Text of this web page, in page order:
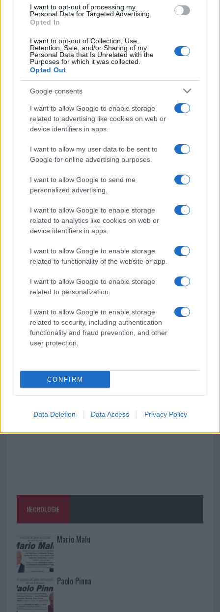
I want to opt-out of processing my
Personal Data for Targeted Advertising.
Opted In
I want to opt-out of Collection, Use,
Retention, Sale, and/or Sharing of my
Personal Data that Is Unrelated with the
Purposes for which it was collected.
Opted Out
Google consents
I want to allow Google to enable storage
related to advertising like cookies on web or
device identifiers in apps.
I want to allow my user data to be sent to
Google for online advertising purposes.
I want to allow Google to send me
personalized advertising.
I want to allow Google to enable storage
related to analytics like cookies on web or
device identifiers in apps.
I want to allow Google to enable storage
related to functionality of the website or app.
I want to allow Google to enable storage
related to personalization.
I want to allow Google to enable storage
related to security, including authentication
functionality and fraud prevention, and other
user protection.
CONFIRM
Data Deletion Data Access Privacy Policy
F
a
ce
b
o
o
k
T
w
it
te
r
Pi
n
te
re
st
W
h
at
s
A
p
S
h
a
re
Articolo precedente
Prossimo articolo
NOTIZIE RECENTI
Incendio nella notte a Olbia, a fuoco due furgoni
A fuoco un deposito con bombole, intervento dei
vigili del fuoco a Rudalza
Maddalena, incendio a Monti d’à rena
Le previsioni meteo per il weekend a Olbia e in
Gallura
Michelle Hunziker in Gallura, bella anche dal
Calangianus, dopo le polemiche il centro
accoglienza minori chiude
Olbia, divieto di sosta contro spaccio e degrado:
esplode la protesta
NECROLOGIE
Mario Malu
Paolo Pinna